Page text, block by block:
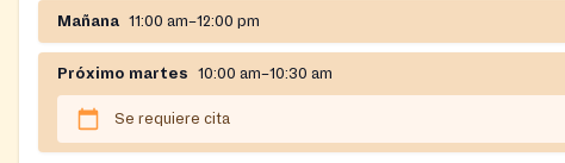
Mañana 11:00 am–12:00 pm
Próximo martes 10:00 am–10:30 am
Se requiere cita